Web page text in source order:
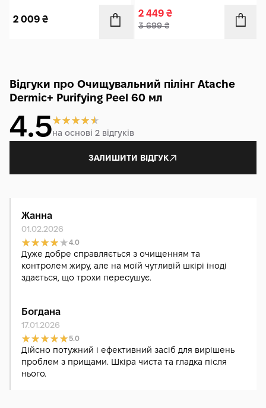
2 009 ₴
2 449 ₴
3 699₴
Відгуки про Очищувальний пілінг Atache
Dermic+ Purifying Peel 60 мл
4.5на основі 2 відгуків
ЗАЛИШИТИ ВІДГУК
Жанна
01.02.2026
4.0
Дуже добре справляється з очищенням та
контролем жиру, але на моїй чутливій шкірі іноді
здається, що трохи пересушує.
Богдана
17.01.2026
5.0
Дійсно потужний і ефективний засіб для вирішень
проблем з прищами. Шкіра чиста та гладка після
нього.